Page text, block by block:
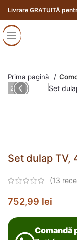
Livrare GRATUITĂ
Prima pagină
3 / 8
Set dulap TV,
(13
752,99 lei
Comandă